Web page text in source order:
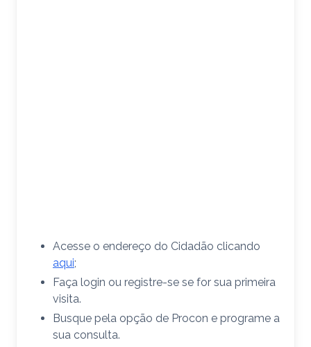
Acesse o endereço do Cidadão clicando
aqui;
Faça login ou registre-se se for sua primeira
visita.
Busque pela opção de Procon e programe a
sua consulta.